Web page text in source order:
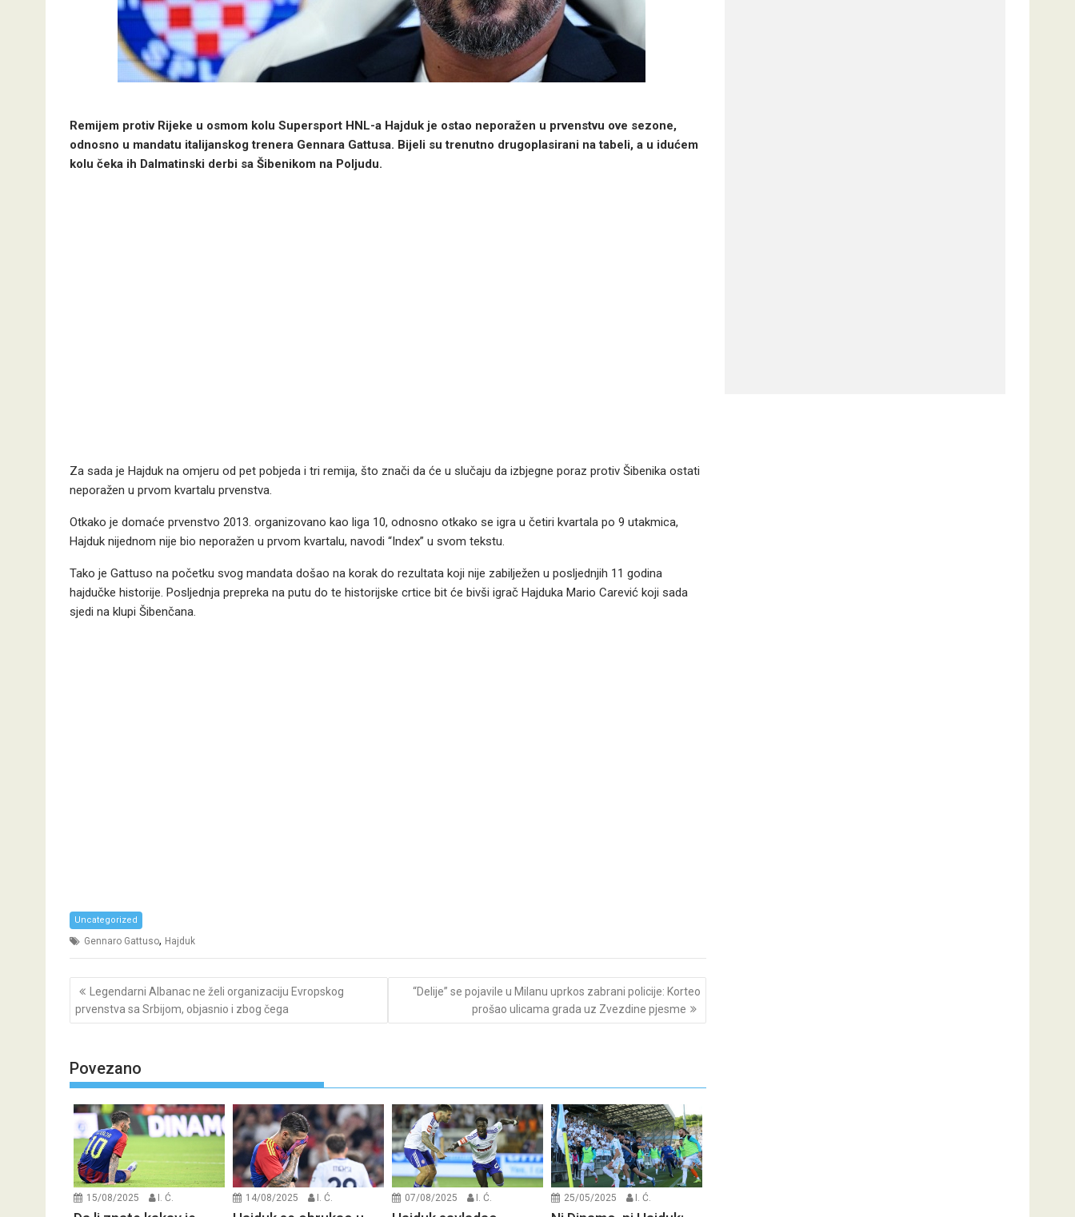
Remijem protiv Rijeke u osmom kolu Supersport HNL-a Hajduk je ostao neporažen u prvenstvu ove sezone,
odnosno u mandatu italijanskog trenera Gennara Gattusa. Bijeli su trenutno drugoplasirani na tabeli, a u idućem
kolu čeka ih Dalmatinski derbi sa Šibenikom na Poljudu.
Za sada je Hajduk na omjeru od pet pobjeda i tri remija, što znači da će u slučaju da izbjegne poraz protiv Šibenika ostati
neporažen u prvom kvartalu prvenstva.
Otkako je domaće prvenstvo 2013. organizovano kao liga 10, odnosno otkako se igra u četiri kvartala po 9 utakmica,
Hajduk nijednom nije bio neporažen u prvom kvartalu, navodi “Index” u svom tekstu.
Tako je Gattuso na početku svog mandata došao na korak do rezultata koji nije zabilježen u posljednjih 11 godina
hajdučke historije. Posljednja prepreka na putu do te historijske crtice bit će bivši igrač Hajduka Mario Carević koji sada
sjedi na klupi Šibenčana.
Uncategorized
Gennaro Gattuso, Hajduk
Post
navigation
Legendarni Albanac ne želi organizaciju Evropskog
prvenstva sa Srbijom, objasnio i zbog čega
“Delije” se pojavile u Milanu uprkos zabrani policije: Korteo
prošao ulicama grada uz Zvezdine pjesme
Povezano
15/08/2025 I. Ć. 14/08/2025 I. Ć. 07/08/2025 I. Ć. 25/05/2025 I. Ć.